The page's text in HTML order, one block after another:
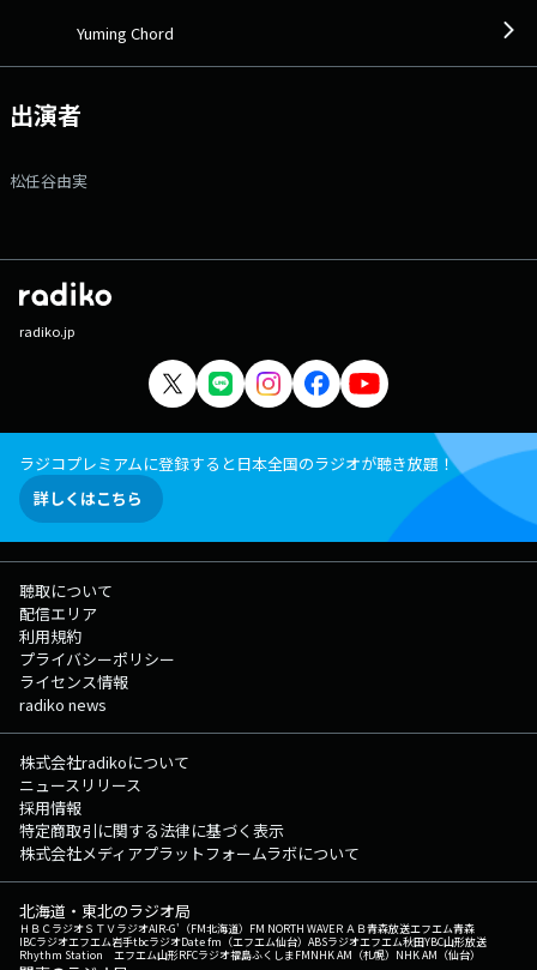
Yuming Chord
出演者
松任谷由実
radiko.jp
ラジコプレミアムに登録すると日本全国のラジオが聴き放題！
詳しくはこちら
聴取について
配信エリア
利用規約
プライバシーポリシー
ライセンス情報
radiko news
株式会社radikoについて
ニュースリリース
採用情報
特定商取引に関する法律に基づく表示
株式会社メディアプラットフォームラボについて
北海道・東北のラジオ局
ＨＢＣラジオＳＴＶラジオAIR-G'（FM北海道） FM NORTH WAVEＲＡＢ青森放送エフエム青森
IBCラジオエフエム岩手tbcラジオDate fm（エフエム仙台） ABSラジオエフエム秋田YBC山形放送
Rhythm Station エフエム山形RFCラジオ福島ふくしまFMNHK AM（札幌） NHK AM（仙台）